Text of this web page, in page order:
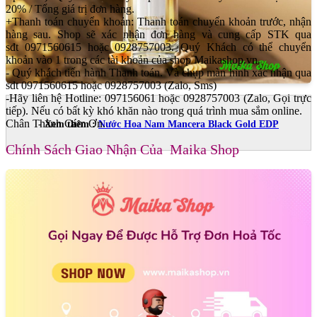
- Xem thêm :Nước Hoa Nam Mancera Black Gold EDP
Đánh Giá Hương Thơm Nước Hoa Unisex
Mancera Instant Crush EDP Tổng Thể & Hiệu
Năng Bão Tố
Mancera Instant Crush là một mùi hương ngọt ngào, ấm áp, có
gia vị và lấp lánh. Nó vừa sang trọng, vừa hiện đại, vừa có chiều
sâu. Đây là một chai nước hoa unisex hoàn hảo, dù có phần hơi
20% / Tổng giá trị đơn hàng.
+Thanh toán chuyển khoản: Thanh toán chuyển khoản trước, nhận
hàng sau. Shop sẽ xác nhận đơn hàng và cung cấp STK qua
sđt 0971560615 hoặc 0928757003. Quý Khách có thể chuyển
khoản vào 1 trong các tài khoản của shop Maikashop.vn.
- Quý khách tiến hành Thanh toán. Và chụp màn hình xác nhận qua
sdt 0971560615 hoặc 0928757003 (Zalo, Sms)
-Hãy liên hệ Hotline: 097156061 hoặc 0928757003 (Zalo, Gọi trực
tiếp). Nếu có bất kỳ khó khăn nào trong quá trình mua sắm online.
Chân Thành Cám Ơn.
Chính Sách Giao Nhận Của Maika Shop